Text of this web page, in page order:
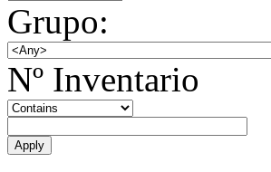
Grupo:
Nº Inventario